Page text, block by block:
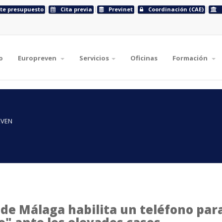
presupuesto Cita previa Previnet Coordinación (CAE)
Europreven Servicios Oficinas Formación
Málaga habilita un teléfono